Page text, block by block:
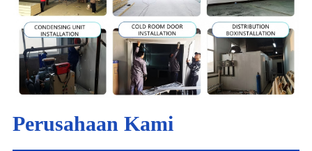
Perusahaan Kami